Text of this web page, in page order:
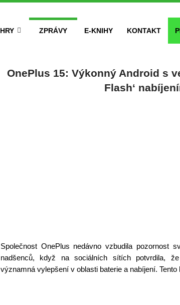
HRY ZPRÁVY E-KNIHY KONTAKT
OnePlus 15: Výkonný Android s
Flash‘
Společnost OnePlus nedávno vzbudila pozornost
nadšenců, když na sociálních sítích potvrdila,
významná vylepšení v oblasti baterie a nabíjení.